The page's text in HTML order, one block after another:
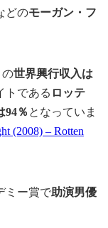
どのモーガン・フ
の世界興行収入は
トである ロッテ
94％ となっていま
(2008) – Rotten
ミー賞で助演男優